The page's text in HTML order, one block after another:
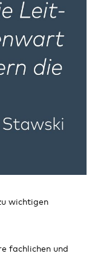
wichtigen
fachlichen und